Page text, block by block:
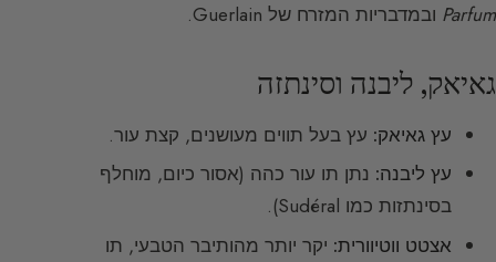
Parfum ובמדבריות המזרח של Guerlain.
גאיאק, ליבנה וסינתזה
עץ גאיאק: עץ בעל תווים מעושנים, קצת עור.
עץ ליבנה: נתן תו עור כהה (אסור כיום, מוחלף
בסינתזות כמו Sudéral).
אצטט ווטיוורית: יקר יותר מהותיבר הטבעי, תו